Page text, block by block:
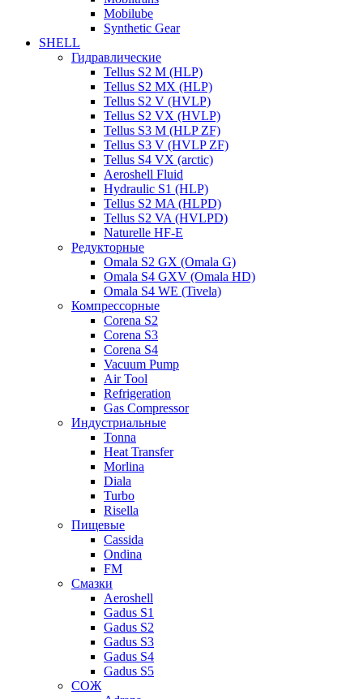
Mobilube
Synthetic Gear
SHELL
Гидравлические
Tellus S2 M (HLP)
Tellus S2 MХ (HLP)
Tellus S2 V (HVLP)
Tellus S2 VX (HVLP)
Tellus S3 M (HLP ZF)
Tellus S3 V (HVLP ZF)
Tellus S4 VX (arctic)
Aeroshell Fluid
Hydraulic S1 (HLP)
Tellus S2 MA (HLPD)
Tellus S2 VA (HVLPD)
Naturelle HF-E
Редукторные
Omala S2 GX (Omala G)
Omala S4 GXV (Omala HD)
Omala S4 WE (Tivela)
Компрессорные
Corena S2
Corena S3
Corena S4
Vacuum Pump
Air Tool
Refrigeration
Gas Compressor
Индустриальные
Tonna
Heat Transfer
Morlina
Diala
Turbo
Risella
Пищевые
Cassida
Ondina
FM
Смазки
Aeroshell
Gadus S1
Gadus S2
Gadus S3
Gadus S4
Gadus S5
СОЖ